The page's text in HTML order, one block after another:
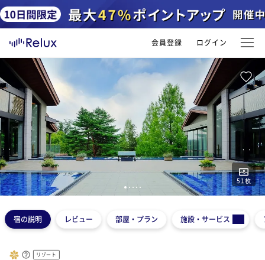
会員登録 ログイン
51 枚
1 2 3 4 5
宿の説明 レビュー 部屋・プラン 施設・サービス
リゾート